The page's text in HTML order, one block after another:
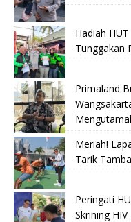
Hadiah
Tunggakan
Primaland
Meriah!
Tarik
Peringati
Skrining